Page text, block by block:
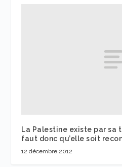
La Palestine existe par sa
faut donc qu’elle soit
12 décembre 2012